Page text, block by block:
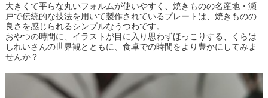
大きくて平らな丸いフォルムが使いやすく、焼きものの名産地・瀬
戸で伝統的な技法を用いて製作されているプレートは、焼きものの
良さを感じられるシンプルなうつわです。
おやつの時間に、イラストが目に入り思わずほっこりする、くらは
しれいさんの世界観とともに、食卓での時間をより豊かにしてみま
せんか？